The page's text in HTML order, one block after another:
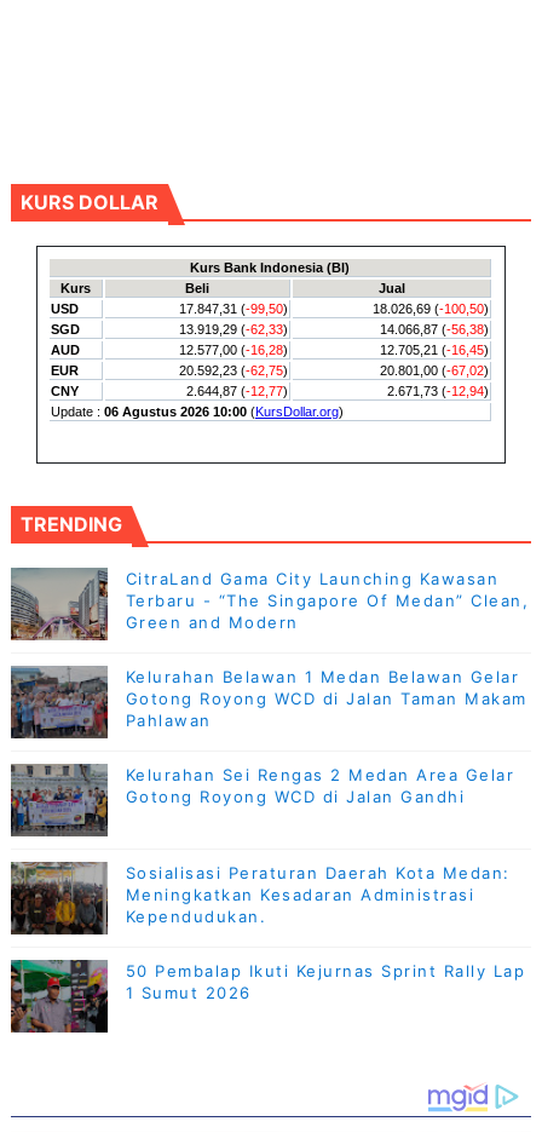
KURS DOLLAR
TRENDING
CitraLand Gama City Launching Kawasan
Terbaru - “The Singapore Of Medan” Clean,
Green and Modern
Kelurahan Belawan 1 Medan Belawan Gelar
Gotong Royong WCD di Jalan Taman Makam
Pahlawan
Kelurahan Sei Rengas 2 Medan Area Gelar
Gotong Royong WCD di Jalan Gandhi
Sosialisasi Peraturan Daerah Kota Medan:
Meningkatkan Kesadaran Administrasi
Kependudukan.
50 Pembalap Ikuti Kejurnas Sprint Rally Lap
1 Sumut 2026